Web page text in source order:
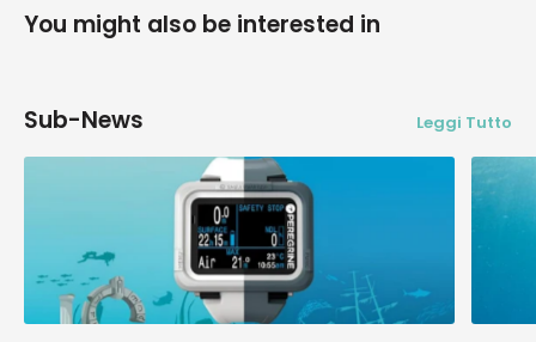
You might also be interested in
Sub-News Leggi Tutto